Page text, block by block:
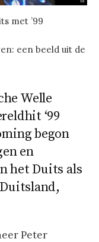
met ’99
een beeld uit de
Welle
‘99
begon
en
het Duits als
Peter